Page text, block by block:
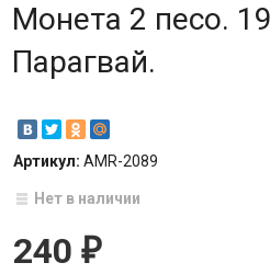
Монета 2 песо.
Парагвай.
Артикул: AMR-2089
Нет в наличии
240 ₽